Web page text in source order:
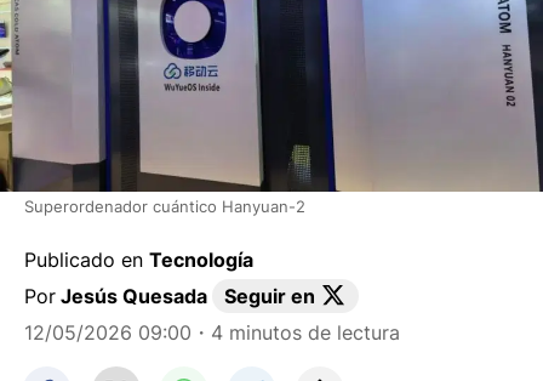
Superordenador cuántico Hanyuan-2
Publicado en Tecnología
Por Jesús Quesada
Seguir en
12/05/2026 09:00 ・4 minutos de lectura